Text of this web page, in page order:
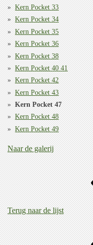
Kern Pocket 33
Kern Pocket 34
Kern Pocket 35
Kern Pocket 36
Kern Pocket 38
Kern Pocket 40 41
Kern Pocket 42
Kern Pocket 43
Kern Pocket 47
Kern Pocket 48
Kern Pocket 49
Naar de galerij
Terug naar de lijst